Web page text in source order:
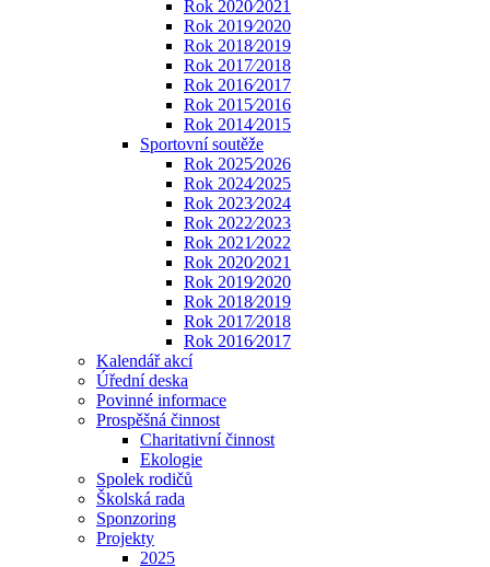
Rok 2020⁄2021
Rok 2019⁄2020
Rok 2018⁄2019
Rok 2017⁄2018
Rok 2016⁄2017
Rok 2015⁄2016
Rok 2014⁄2015
Sportovní soutěže
Rok 2025⁄2026
Rok 2024⁄2025
Rok 2023⁄2024
Rok 2022⁄2023
Rok 2021⁄2022
Rok 2020⁄2021
Rok 2019⁄2020
Rok 2018⁄2019
Rok 2017⁄2018
Rok 2016⁄2017
Kalendář akcí
Úřední deska
Povinné informace
Prospěšná činnost
Charitativní činnost
Ekologie
Spolek rodičů
Školská rada
Sponzoring
Projekty
2025